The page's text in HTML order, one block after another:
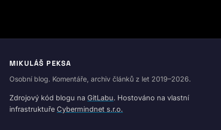
MIKULÁŠ PEKSA
Osobní blog. Komentáře, archiv článků z let 2019–2026.
Zdrojový kód blogu na GitLabu. Hostováno na vlastní
infrastruktuře Cybermindnet s.r.o.